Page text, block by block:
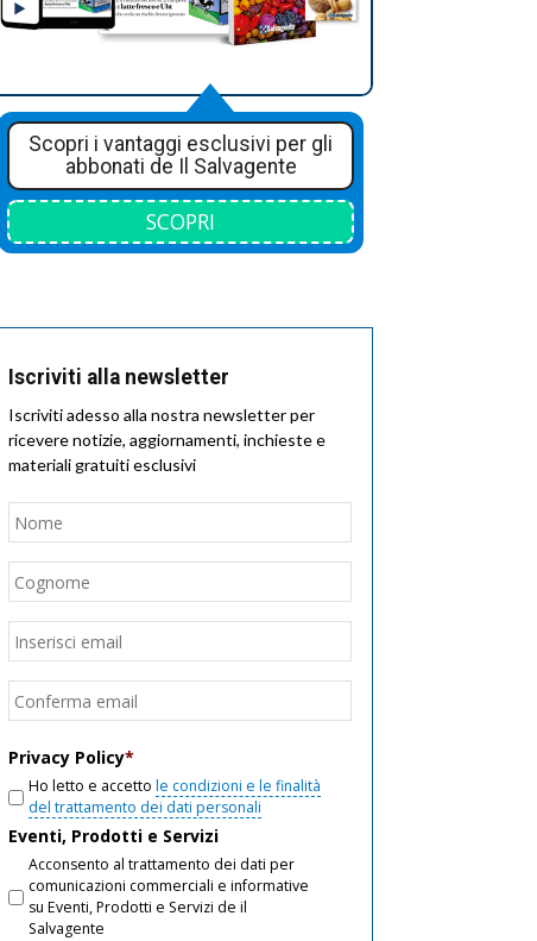
Scopri i vantaggi esclusivi per gli
abbonati de Il Salvagente
SCOPRI
Iscriviti alla newsletter
Iscriviti adesso alla nostra newsletter per
ricevere notizie, aggiornamenti, inchieste e
materiali gratuiti esclusivi
Nome
Email
Privacy Policy*
Ho letto e accetto le condizioni e le finalità
del trattamento dei dati personali
Eventi, Prodotti e Servizi
Acconsento al trattamento dei dati per
comunicazioni commerciali e informative
su Eventi, Prodotti e Servizi de il
Salvagente